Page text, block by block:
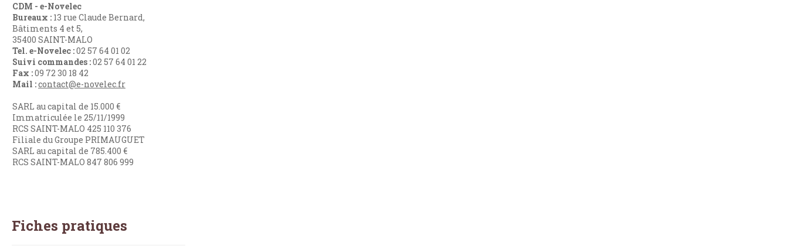
CDM - e-Novelec
Bureaux : 13 rue Claude Bernard,
Bâtiments 4 et 5,
35400 SAINT-MALO
Tel. e-Novelec :02 57 64 01 02
Suivi commandes :02 57 64 01 22
Fax :09 72 30 18 42
Mail :contact@e-novelec.fr
SARL au capital de 15.000 €
Immatriculée le 25/11/1999
RCS SAINT-MALO 425 110 376
Filiale du Groupe PRIMAUGUET
SARL au capital de 785.400 €
RCS SAINT-MALO 847 806 999
Fiches pratiques